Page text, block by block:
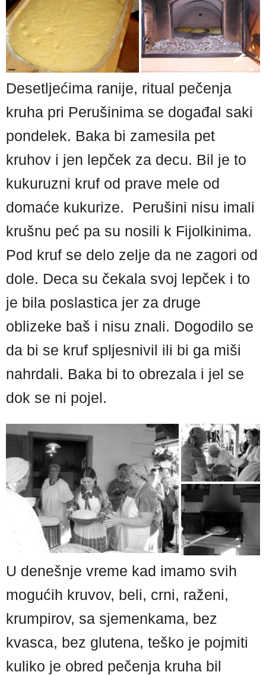
Desetljećima ranije, ritual pečenja
kruha pri Perušinima se događal saki
pondelek. Baka bi zamesila pet
kruhov i jen lepček za decu. Bil je to
kukuruzni kruf od prave mele od
domaće kukurize. Perušini nisu imali
krušnu peć pa su nosili k Fijolkinima.
Pod kruf se delo zelje da ne zagori od
dole. Deca su čekala svoj lepček i to
je bila poslastica jer za druge
oblizeke baš i nisu znali. Dogodilo se
da bi se kruf spljesnivil ili bi ga miši
nahrdali. Baka bi to obrezala i jel se
dok se ni pojel.
U denešnje vreme kad imamo svih
mogućih kruvov, beli, crni, raženi,
krumpirov, sa sjemenkama, bez
kvasca, bez glutena, teško je pojmiti
kuliko je obred pečenja kruha bil